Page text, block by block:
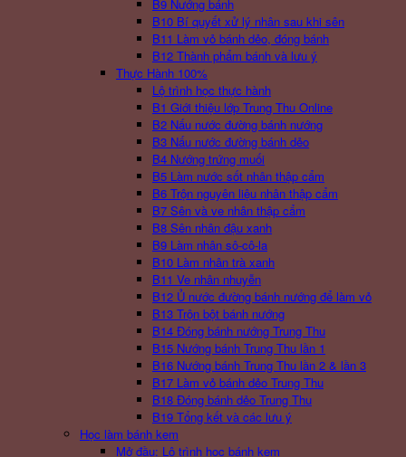
B9 Nướng bánh
B10 Bí quyết xử lý nhân sau khi sên
B11 Làm vỏ bánh dẻo, đóng bánh
B12 Thành phẩm bánh và lưu ý
Thực Hành 100%
Lộ trình học thực hành
B1 Giới thiệu lớp Trung Thu Online
B2 Nấu nước đường bánh nướng
B3 Nấu nước đường bánh dẻo
B4 Nướng trứng muối
B5 Làm nước sốt nhân thập cẩm
B6 Trộn nguyên liệu nhân thập cẩm
B7 Sên và ve nhân thập cẩm
B8 Sên nhân đậu xanh
B9 Làm nhân sô-cô-la
B10 Làm nhân trà xanh
B11 Ve nhân nhuyễn
B12 Ủ nước đường bánh nướng để làm vỏ
B13 Trộn bột bánh nướng
B14 Đóng bánh nướng Trung Thu
B15 Nướng bánh Trung Thu lần 1
B16 Nướng bánh Trung Thu lần 2 & lần 3
B17 Làm vỏ bánh dẻo Trung Thu
B18 Đóng bánh dẻo Trung Thu
B19 Tổng kết và các lưu ý
Học làm bánh kem
Mở đầu: Lộ trình học bánh kem